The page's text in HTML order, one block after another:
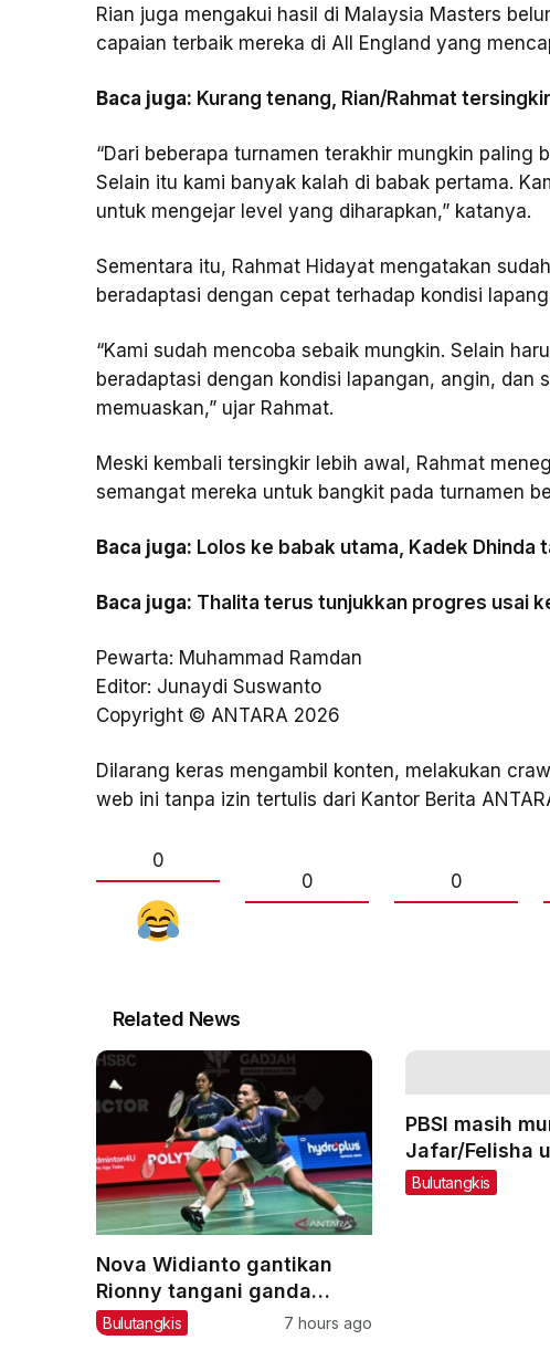
Rian juga mengakui hasil di Malaysia Masters
capaian terbaik mereka di All England yang
Baca juga: Kurang tenang, Rian/Rahmat
“Dari beberapa turnamen terakhir mungkin paling
Selain itu kami banyak kalah di babak pertama.
untuk mengejar level yang diharapkan,” katanya.
Sementara itu, Rahmat Hidayat mengatakan
beradaptasi dengan cepat terhadap kondisi
“Kami sudah mencoba sebaik mungkin. Selain
beradaptasi dengan kondisi lapangan, angin, dan
memuaskan,” ujar Rahmat.
Meski kembali tersingkir lebih awal, Rahmat
semangat mereka untuk bangkit pada turnamen
Baca juga: Lolos ke babak utama, Kadek Dhinda
Baca juga: Thalita terus tunjukkan progres usai
Pewarta: Muhammad Ramdan
Editor: Junaydi Suswanto
Copyright © ANTARA 2026
Dilarang keras mengambil konten, melakukan
web ini tanpa izin tertulis dari Kantor Berita
0
0
0
Related News
Nova Widianto gantikan
Rionny tangani ganda
campuran pelatnas
Bulutangkis 7 hours ago
PBSI masih
Jafar/Felisha
Games
Bulutangkis